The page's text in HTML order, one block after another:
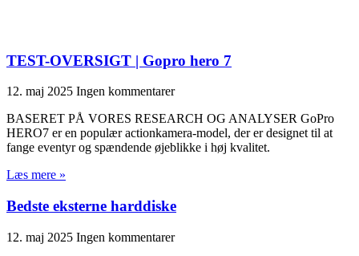
TEST-OVERSIGT | Gopro hero 7
12. maj 2025 Ingen kommentarer
BASERET PÅ VORES RESEARCH OG ANALYSER GoPro
HERO7 er en populær actionkamera-model, der er designet til at
fange eventyr og spændende øjeblikke i høj kvalitet.
Læs mere »
Bedste eksterne harddiske
12. maj 2025 Ingen kommentarer